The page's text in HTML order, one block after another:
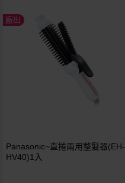
廠出
Panasonic~直捲兩用整髮器(EH-
HV40)1入